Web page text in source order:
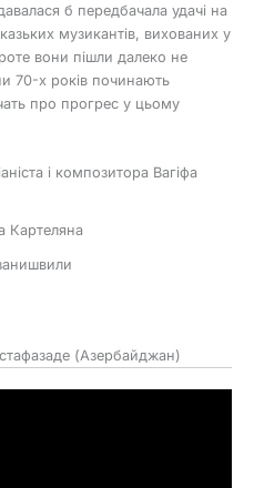
б передбачала удачі на
музикантів, вихованих у
вони пішли далеко не
70-х років починають
про прогрес у цьому
і композитора Вагіфа
Картеляна
(Азербайджан)